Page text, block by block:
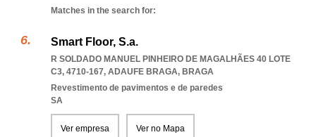
Matches in the search for:
Smart Floor, S.a.
R SOLDADO MANUEL PINHEIRO DE MAGALHÃES 40 LOTE
C3, 4710-167, ADAUFE BRAGA, BRAGA
Revestimento de pavimentos e de paredes
SA
Ver empresa Ver no Mapa